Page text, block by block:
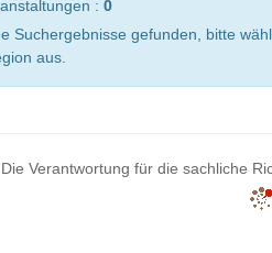
: 0
Suchergebnisse gefunden, bitte
aus.
Die Verantwortung für die sachliche